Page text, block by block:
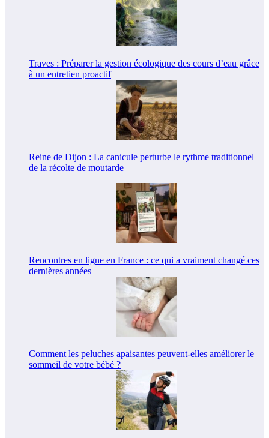
Traves : Préparer la gestion écologique des cours d’eau grâce
à un entretien proactif
Reine de Dijon : La canicule perturbe le rythme traditionnel
de la récolte de moutarde
Rencontres en ligne en France : ce qui a vraiment changé ces
dernières années
Comment les peluches apaisantes peuvent-elles améliorer le
sommeil de votre bébé ?